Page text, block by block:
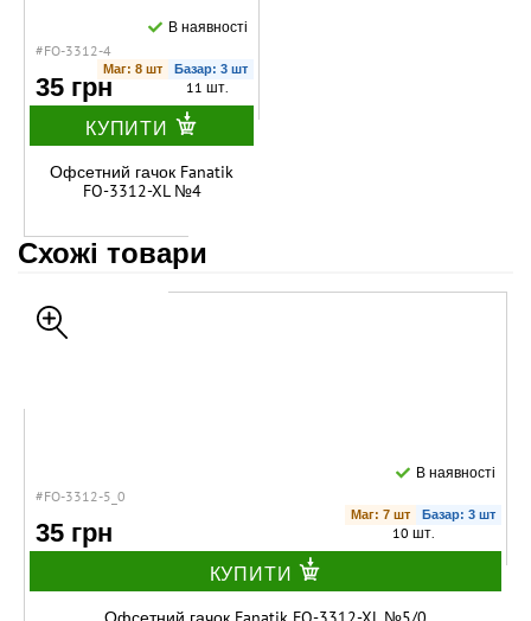
#FO-3312-4
В наявності
Маг: 8 шт Базар: 3 шт
35 грн 11 шт.
КУПИТИ
Офсетний гачок Fanatik
FO-3312-XL №4
Схожі товари
#FO-3312-5_0
В наявності
Маг: 7 шт Базар: 3 шт
35 грн 10 шт.
КУПИТИ